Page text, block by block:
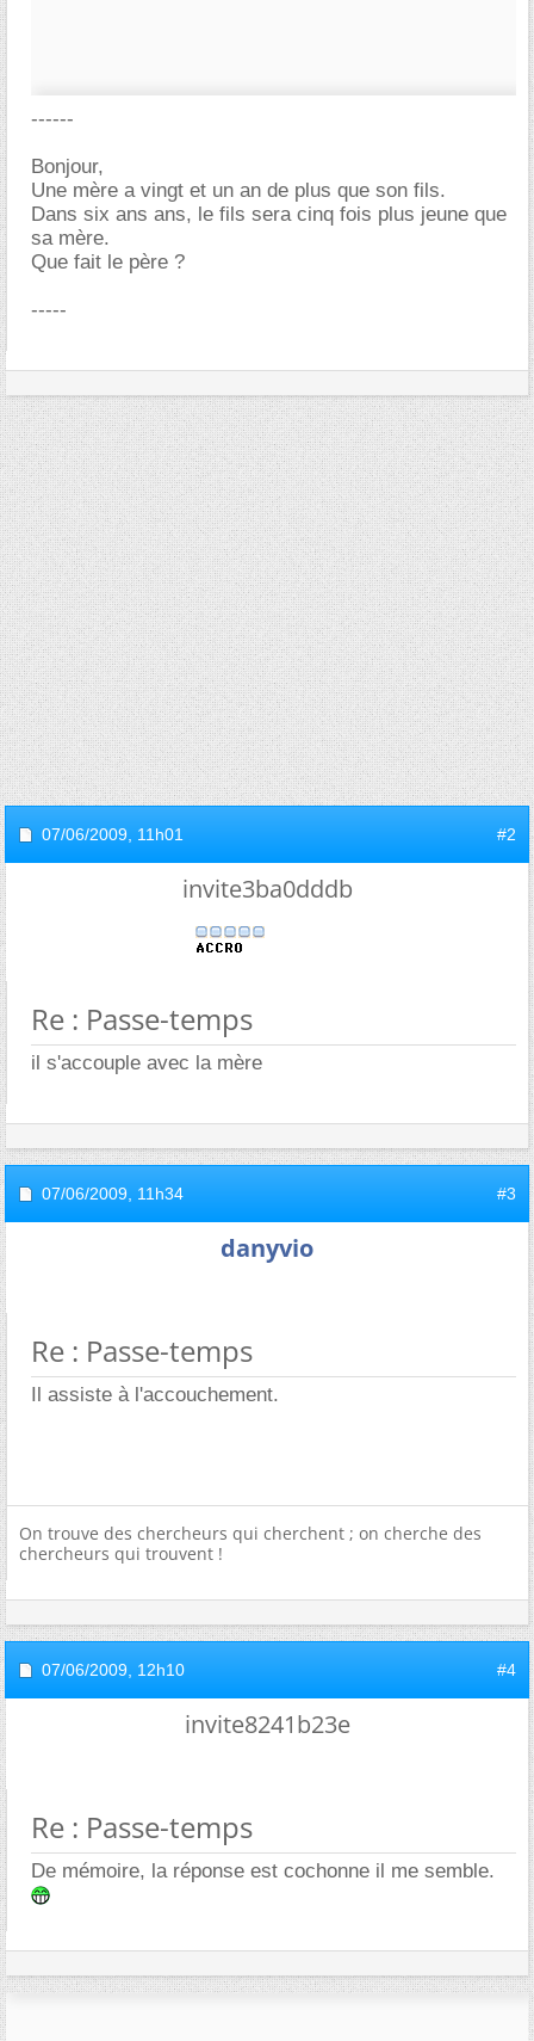
------
Bonjour,
Une mère a vingt et un an de plus que son fils.
Dans six ans ans, le fils sera cinq fois plus jeune que
sa mère.
Que fait le père ?
-----
07/06/2009, 11h01 #2
invite3ba0dddb
Re : Passe-temps
il s'accouple avec la mère
07/06/2009, 11h34 #3
danyvio
Re : Passe-temps
Il assiste à l'accouchement.
On trouve des chercheurs qui cherchent ; on cherche des
chercheurs qui trouvent !
07/06/2009, 12h10 #4
invite8241b23e
Re : Passe-temps
De mémoire, la réponse est cochonne il me semble.